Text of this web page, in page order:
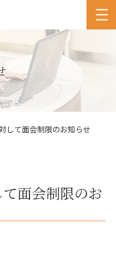
して面会制限のお知らせ
面会制限のお